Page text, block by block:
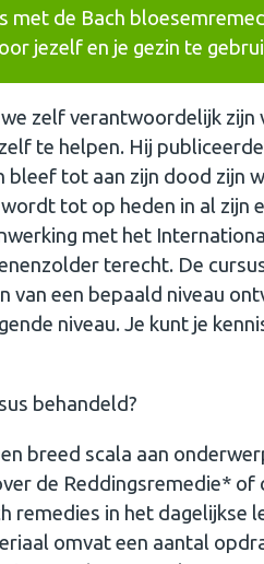
met de Bach
jezelf en je gezin te
zelf verantwoordelijk zijn
te helpen. Hij
tot aan zijn dood zijn
tot op heden in al
met het
terecht. De
van een bepaald niveau
niveau. Je kunt je
behandeld?
breed scala aan
de Reddingsremedie*
remedies in het dagelijkse
omvat een aantal